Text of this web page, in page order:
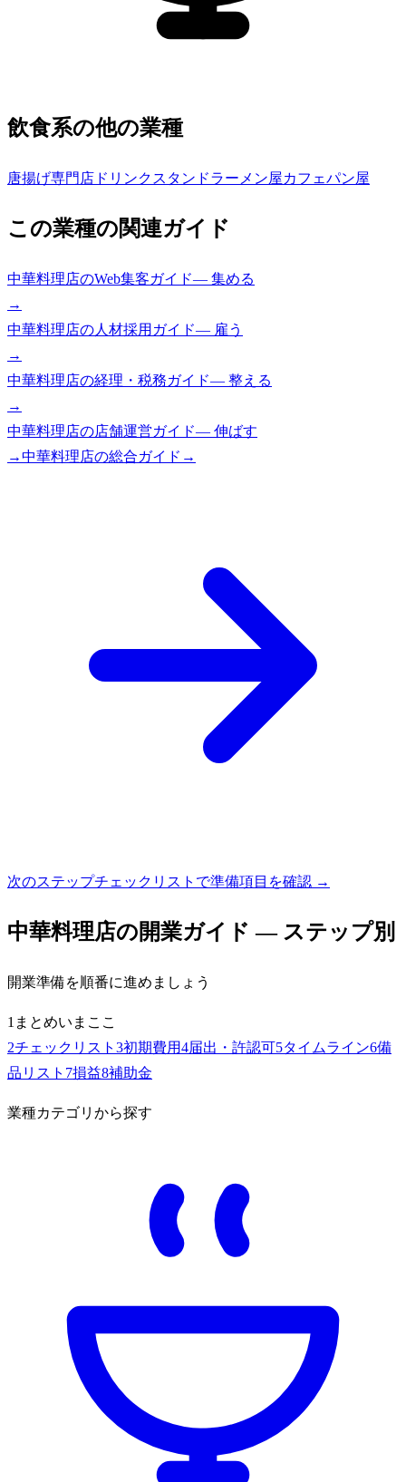
飲食系の他の業種
唐揚げ専門店 ドリンクスタンドラーメン屋カフェパン屋
この業種の関連ガイド
中華料理店のWeb集客ガイド— 集める
→
中華料理店の人材採用ガイド— 雇う
→
中華料理店の経理・税務ガイド— 整える
→
中華料理店の店舗運営ガイド— 伸ばす
→中華料理店の総合ガイド →
次のステップチェックリストで準備項目を確認 →
中華料理店の開業ガイド — ステップ別
開業準備を順番に進めましょう
1 まとめいまここ
2チェックリスト 3初期費用4届出・許認可5タイムライン6備
品リスト 7損益8補助金
業種カテゴリから探す